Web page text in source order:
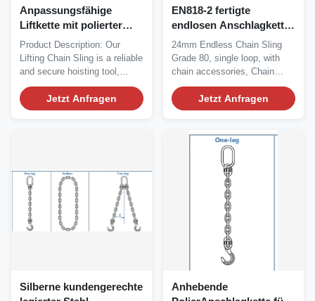
Anpassungsfähige
Liftkette mit polierter
Oberflächenbehandlung
Product Description: Our
Lifting Chain Sling is a reliable
and secure hoisting tool,
designed for...
Jetzt Anfragen
EN818-2 fertigte
endlosen Anschlagkette-
Lieferanten besonders
an, den ISO1835 Stahl-
Anschlagketten legiert
24mm Endless Chain Sling
Grade 80, single loop, with
chain accessories, Chain
Sling Assembly, for...
Jetzt Anfragen
Silberne kundengerechte
Anhebende